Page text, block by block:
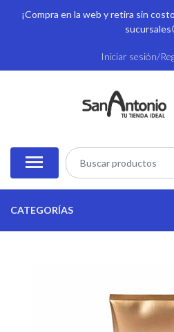
¡Compra en la web y retira sin
sucursales
Iniciar sesión/
CATEGORÍAS